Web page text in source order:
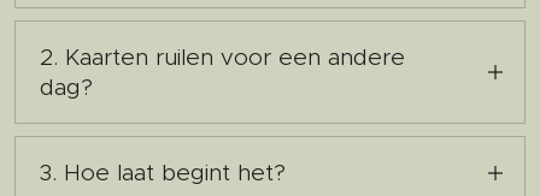
Noorderend 20, Suwâld
2. Kaarten ruilen voor een andere
dag?
Mail naar kommaroptaoniel@gmail.com
3. Hoe laat begint het?